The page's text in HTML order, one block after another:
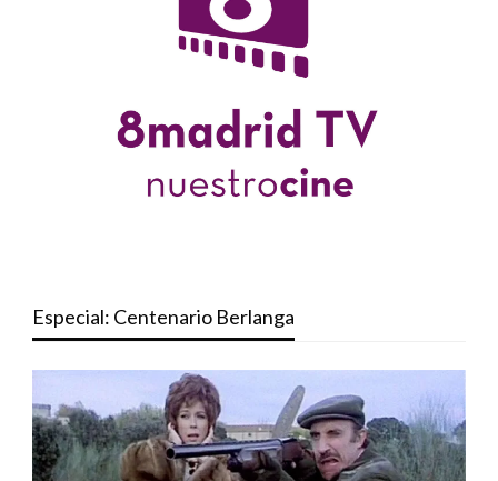
Especial: Centenario Berlanga